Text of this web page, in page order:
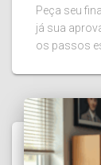
Peça seu
já sua
os passos